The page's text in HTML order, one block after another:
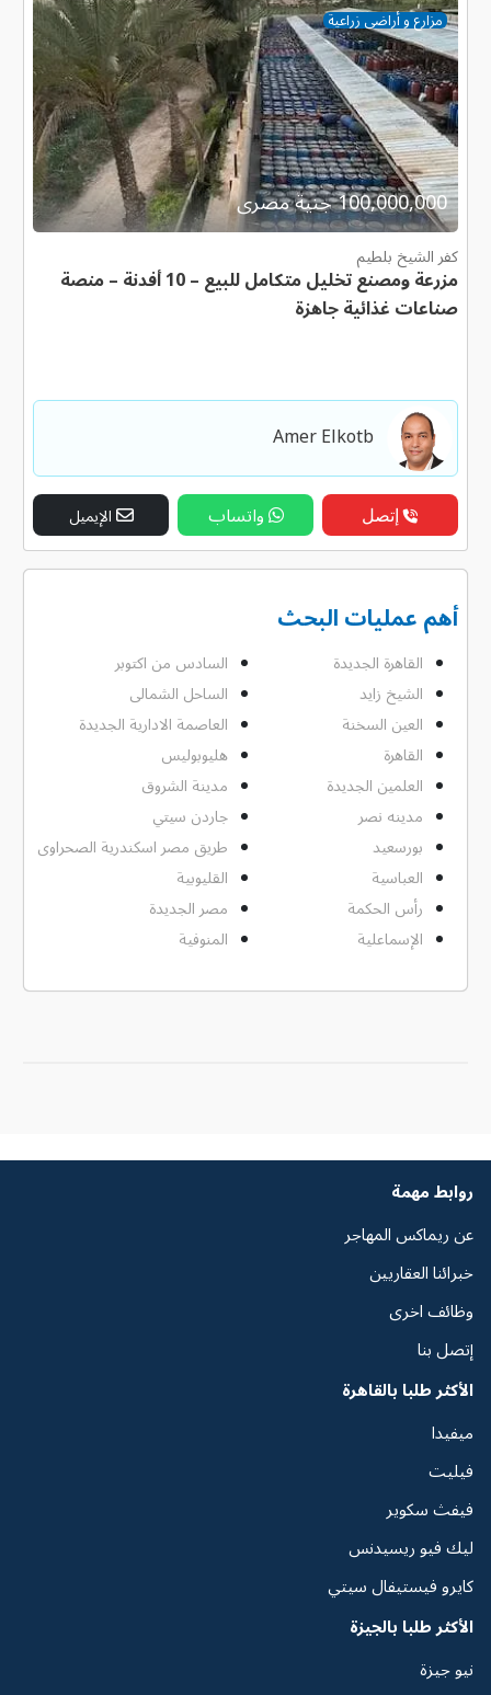
مزارع و أراضى زراعية
100,000,000 جنية مصرى
كفر الشيخ بلطيم
مزرعة ومصنع تخليل متكامل للبيع – 10 أفدنة – منصة
صناعات غذائية جاهزة
Amer Elkotb
إتصل واتساب الإيميل
أهم عمليات البحث
القاهرة الجديدة
السادس من اكتوبر
الشيخ زايد
الساحل الشمالى
العين السخنة
العاصمة الادارية الجديدة
القاهرة
هليوبوليس
العلمين الجديدة
مدينة الشروق
مدينه نصر
جاردن سيتي
بورسعيد
طريق مصر اسكندرية الصحراوى
العباسية
القليوبية
رأس الحكمة
مصر الجديدة
الإسماعلية
المنوفية
روابط مهمة
عن ريماكس المهاجر
خبرائنا العقاريين
وظائف اخرى
إتصل بنا
الأكثر طلبا بالقاهرة
ميفيدا
فيليت
فيفث سكوير
ليك فيو ريسيدنس
كايرو فيستيفال سيتي
الأكثر طلبا بالجيزة
نيو جيزة